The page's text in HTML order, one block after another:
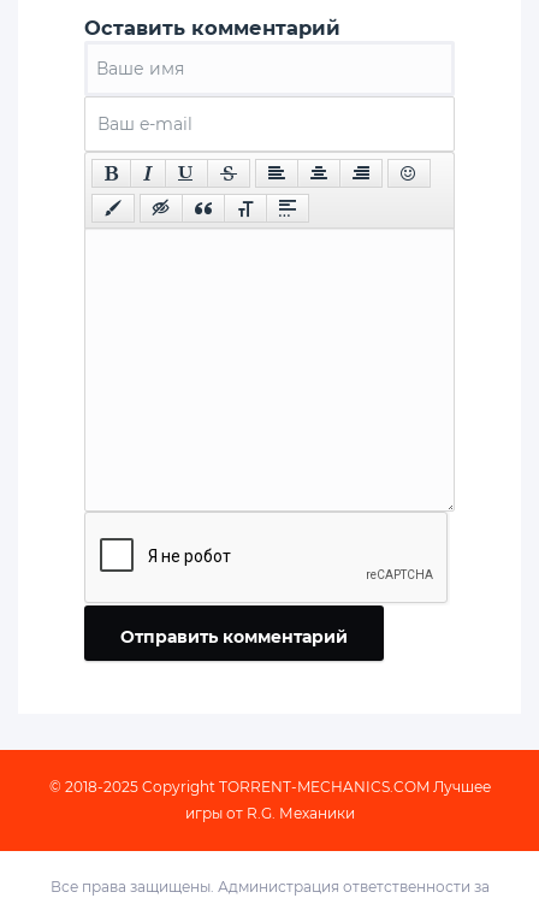
Оставить комментарий
Отправить комментарий
© 2018-2025 Copyright TORRENT-MECHANICS.COM Лучшее
игры от R.G. Механики
Все права защищены. Администрация ответственности за